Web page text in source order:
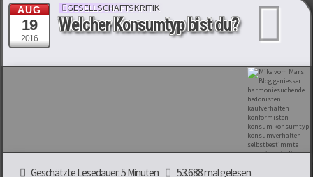
AUG
19
2016
GESELLSCHAFTSKRITIK
Welcher Konsumtyp bist du?
Geschätzte Lesedauer: 5 Minuten 53.688 mal gelesen